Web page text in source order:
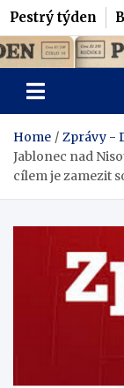
Pestrý týden
Skip
to
content
Pestrý
Home
Zprávy -
Jablonec nad
cílem je zamezit